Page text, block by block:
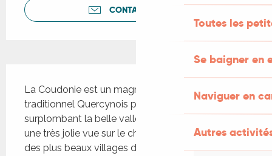
Toutes les
Se baigner en
Naviguer en
Autres
CONTACTEZ-NOUS
La Coudonie est un magnifique manoir
traditionnel Quercynois posé en pleine nature
surplombant la belle vallée de la tourmente avec
une très jolie vue sur le château de Turenne, un
des plus beaux villages de France. Situé à 15 km